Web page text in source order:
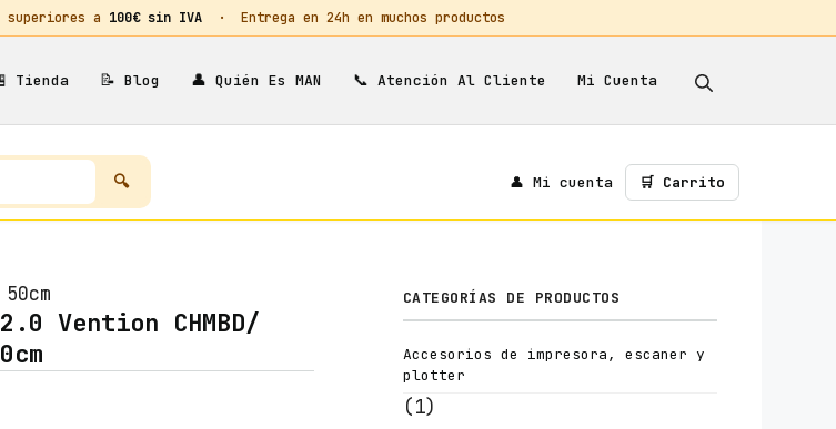
superiores a 100€ sin IVA · Entrega en 24h en muchos productos
Tienda 📝 Blog 👤 Quién Es MAN 📞 Atención Al Cliente Mi Cuenta
👤 Mi cuenta 🛒 Carrito
Vention CHMBD/
CATEGORÍAS DE PRODUCTOS
Accesorios de impresora, escaner y
plotter
(1)